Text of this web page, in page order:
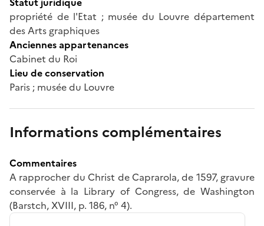
propriété de l'Etat ; musée du Louvre département
des Arts graphiques
Anciennes appartenances
Cabinet du Roi
Lieu de conservation
Paris ; musée du Louvre
Informations complémentaires
Commentaires
A rapprocher du Christ de Caprarola, de 1597, gravure
conservée à la Library of Congress, de Washington
(Barstch, XVIII, p. 186, n° 4).